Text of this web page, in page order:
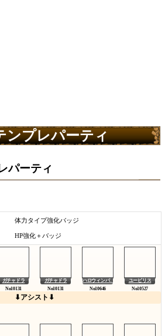
ンプレパーティ
パーティ
体力タイプ強化バッジ
HP強化＋バッジ
ガチャドラ ガチャドラ ハロウィンパ… ユーピリス
⬇アシスト⬇